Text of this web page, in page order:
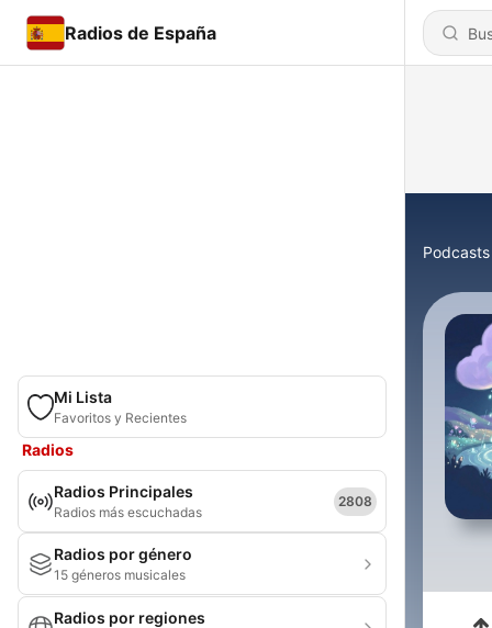
Radios de España
Mi Lista
Favoritos y Recientes
Radios
Radios Principales
Radios más escuchadas
2808
Radios por género
15 géneros musicales
Radios por regiones
Podcasts